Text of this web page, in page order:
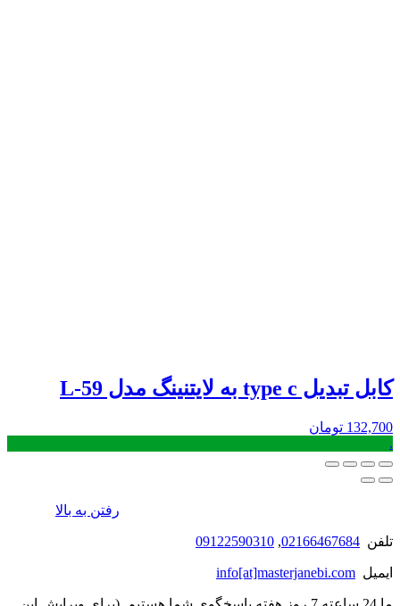
کابل تبدیل type c به لایتنینگ مدل L-59
132,700 تومان
.
رفتن به بالا
تلفن 02166467684
,
09122590310
ایمیل info[at]masterjanebi.com